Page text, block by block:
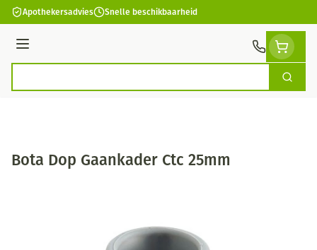
Ga naar de inhoud
Apothekersadvies Snelle beschikbaarheid
Menu
Zoek
Bota Dop Gaankader Ctc 25mm